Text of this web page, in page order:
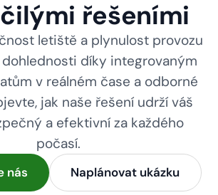
řešeními
letiště a plynulost provozu
díky integrovaným
v reálném čase a odborné
jak naše řešení udrží váš
a efektivní za každého
počasí.
nás Naplánovat ukázku